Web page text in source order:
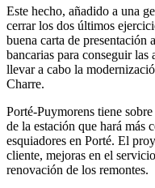
Este hecho, añadido a una
cerrar los dos últimos
buena carta de presentación
bancarias para conseguir las
llevar a cabo la
Charre.
Porté-Puymorens tiene
de la estación que hará más
esquiadores en Porté. El
cliente, mejoras en el
renovación de los remontes.